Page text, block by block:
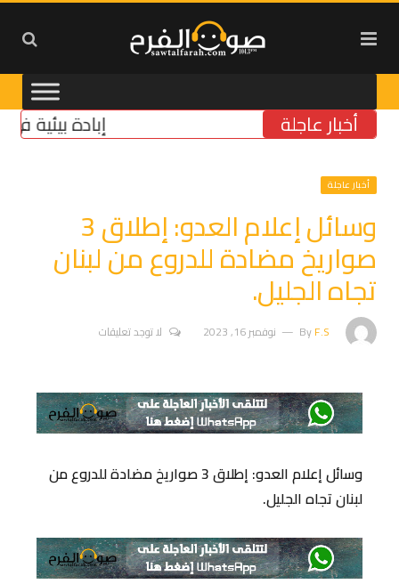
أخبار عاجلة إبادة بيئية في
أخبار عاجلة
وسائل إعلام العدو: إطلاق 3
صواريخ مضادة للدروع من لبنان
تجاه الجليل.
ByF.S نوفمبر 16, 2023 لا توجد تعليقات
وسائل إعلام العدو: إطلاق 3 صواريخ مضادة للدروع من
لبنان تجاه الجليل.